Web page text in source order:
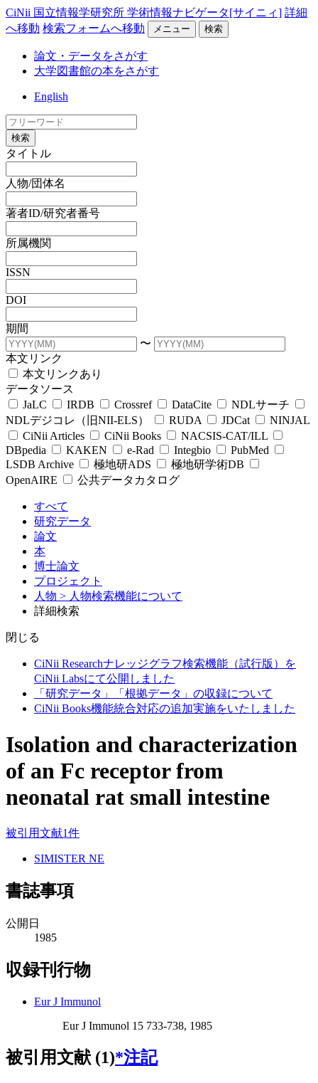
CiNii 国立情報学研究所 学術情報ナビゲータ[サイニィ] 詳細
へ移動 検索フォームへ移動 メニュー 検索
論文・データをさがす
大学図書館の本をさがす
English
検索
タイトル
人物/団体名
著者ID/研究者番号
所属機関
ISSN
DOI
期間
〜
本文リンク
本文リンクあり
データソース
JaLC
IRDB Crossref DataCite
NDLサーチ
NDLデジコレ（旧NII-ELS）
RUDA JDCat
NINJAL
CiNii Articles
CiNii Books
NACSIS-CAT/ILL
DBpedia
KAKEN e-Rad Integbio
PubMed
LSDB Archive
極地研ADS
極地研学術DB
OpenAIRE
公共データカタログ
すべて
研究データ
論文
本
博士論文
プロジェクト
人物 > 人物検索機能について
詳細検索
閉じる
CiNii Researchナレッジグラフ検索機能（試行版）を
CiNii Labsにて公開しました
「研究データ」「根拠データ」の収録について
CiNii Books機能統合対応の追加実施をいたしました
Isolation and characterization
of an Fc receptor from
neonatal rat small intestine
被引用文献1件
SIMISTER NE
書誌事項
公開日
1985
収録刊行物
Eur J Immunol
Eur J Immunol 15 733-738, 1985
被引用文献 (1)*注記